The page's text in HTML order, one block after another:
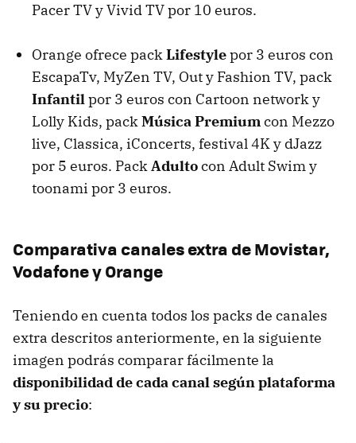
Pacer TV y Vivid TV por 10 euros.
Orange ofrece packLifestylepor 3 euros con
EscapaTv, MyZen TV, Out y Fashion TV, pack
Infantilpor 3 euros con Cartoon network y
Lolly Kids, packMúsica Premiumcon Mezzo
live, Classica, iConcerts, festival 4K y dJazz
por 5 euros. PackAdultocon Adult Swim y
toonami por 3 euros.
Comparativa canales extra de Movistar,
Vodafone y Orange
Teniendo en cuenta todos los packs de canales
extra descritos anteriormente, en la siguiente
imagen podrás comparar fácilmente la
disponibilidad de cada canal según plataforma
y su precio: